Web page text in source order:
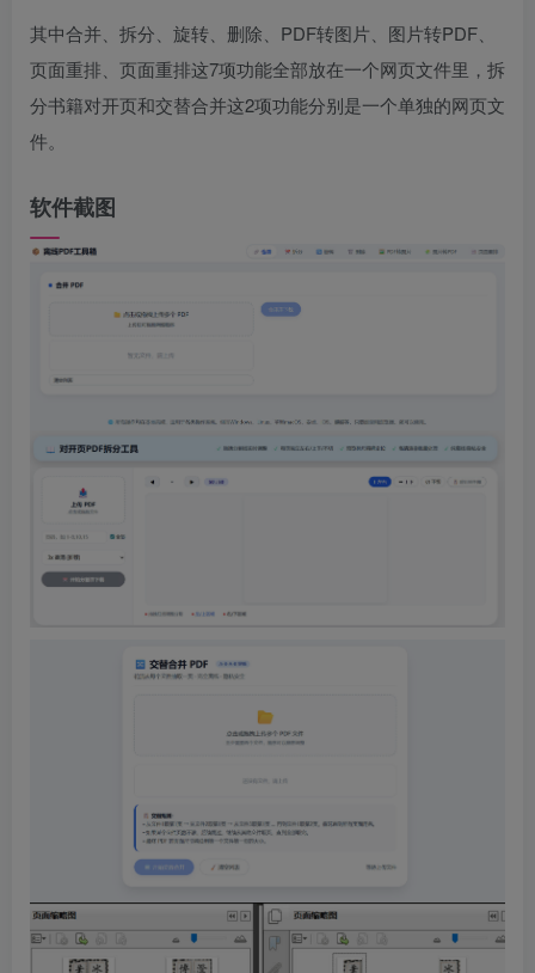
其中合并、拆分、旋转、删除、PDF转图片、图片转PDF、
页面重排、页面重排这7项功能全部放在一个网页文件里，拆
分书籍对开页和交替合并这2项功能分别是一个单独的网页文
件。
软件截图